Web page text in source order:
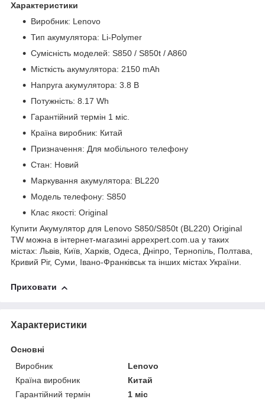
Характеристики
Виробник: Lenovo
Тип акумулятора: Li-Polymer
Сумісність моделей: S850 / S850t / A860
Місткість акумулятора: 2150 mAh
Напруга акумулятора: 3.8 В
Потужність: 8.17 Wh
Гарантійний термін 1 міс.
Країна виробник: Китай
Призначення: Для мобільного телефону
Стан: Новий
Маркування акумулятора: BL220
Модель телефону: S850
Клас якості: Original
Купити Акумулятор для Lenovo S850/S850t (BL220) Original
TW можна в інтернет-магазині appexpert.com.ua у таких
містах: Львів, Київ, Харків, Одеса, Дніпро, Тернопіль, Полтава,
Кривий Ріг, Суми, Івано-Франківськ та інших містах України.
Приховати
Характеристики
Основні
Виробник
Lenovo
Країна виробник
Китай
Гарантійний термін
1 міс